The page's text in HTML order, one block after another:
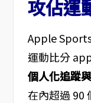
攻佔運
Apple
運動比分
個人化追蹤
在內超過 90